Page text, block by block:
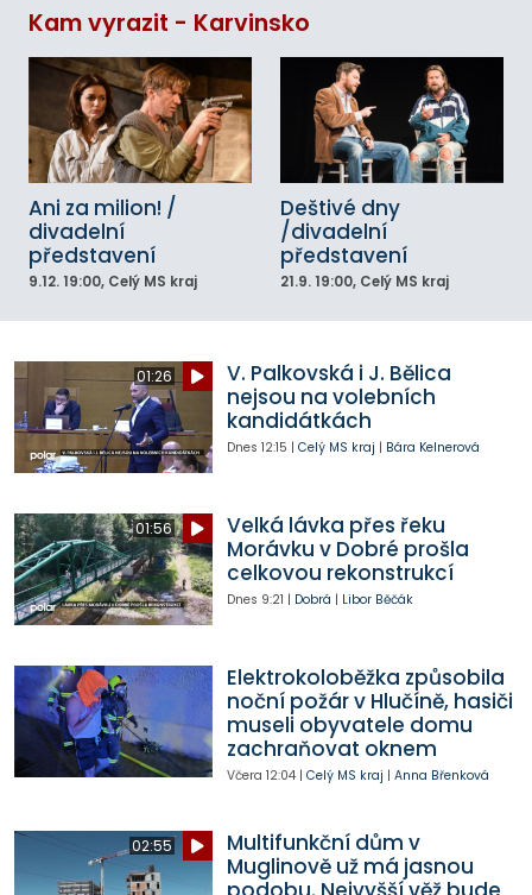
Kam vyrazit - Karvinsko
Ani za milion! /
divadelní
představení
9.12. 19:00, Celý MS kraj
Deštivé dny
/divadelní
představení
21.9. 19:00, Celý MS kraj
01:26
V. Palkovská i J. Bělica
nejsou na volebních
kandidátkách
Dnes 12:15 | Celý MS kraj | Bára Kelnerová
01:56
Velká lávka přes řeku
Morávku v Dobré prošla
celkovou rekonstrukcí
Dnes 9:21 | Dobrá | Libor Běčák
Elektrokoloběžka způsobila
noční požár v Hlučíně, hasiči
museli obyvatele domu
zachraňovat oknem
Včera 12:04| Celý MS kraj | Anna Břenková
02:55
Multifunkční dům v
Muglinově už má jasnou